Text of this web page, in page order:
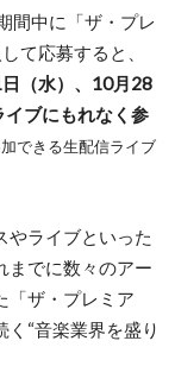
間中に「ザ・プレ
て応募すると、
（水）、10月28
ブにもれなく参
できる生配信ライブ
やライブといった
までに数々のアー
「ザ・プレミア
“音楽業界を盛り